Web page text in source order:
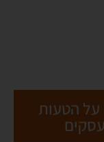
על הטעות